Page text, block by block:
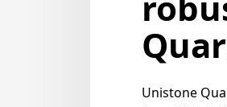
Unistone